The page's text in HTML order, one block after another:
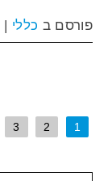
פורסם ב כללי |
1
2
3